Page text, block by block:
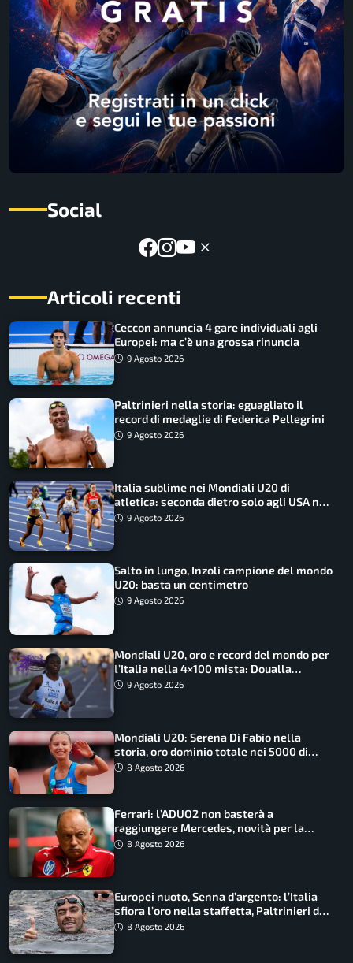
Social
Articoli recenti
Ceccon annuncia 4 gare individuali agli
Europei: ma c’è una grossa rinuncia
9 Agosto 2026
Paltrinieri nella storia: eguagliato il
record di medaglie di Federica Pellegrini
9 Agosto 2026
Italia sublime nei Mondiali U20 di
atletica: seconda dietro solo agli USA nel
medagliere
9 Agosto 2026
Salto in lungo, Inzoli campione del mondo
U20: basta un centimetro
9 Agosto 2026
Mondiali U20, oro e record del mondo per
l’Italia nella 4×100 mista: Doualla
straordinaria
9 Agosto 2026
Mondiali U20: Serena Di Fabio nella
storia, oro dominio totale nei 5000 di
marcia
8 Agosto 2026
Ferrari: l’ADUO2 non basterà a
raggiungere Mercedes, novità per la
Macarena
8 Agosto 2026
Europei nuoto, Senna d’argento: l’Italia
sfiora l’oro nella staffetta, Paltrinieri da
urlo, il bilancio azzurro
8 Agosto 2026